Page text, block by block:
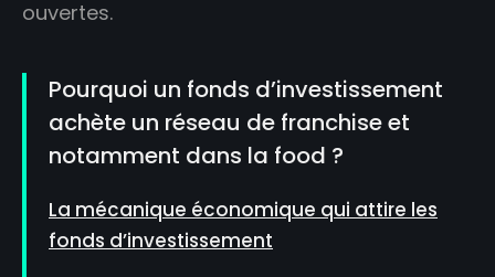
ouvertes.
Pourquoi un fonds d’investissement
achète un réseau de franchise et
notamment dans la food ?
La mécanique économique qui attire les
fonds d’investissement